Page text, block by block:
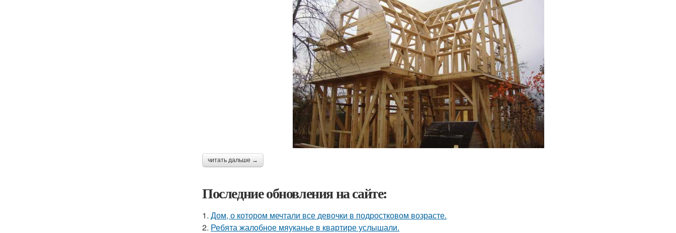
читать дальше →
Последние обновления на сайте:
1. Дом, о котором мечтали все девочки в подростковом возрасте.
2. Ребята жалобное мяуканье в квартире услышали.